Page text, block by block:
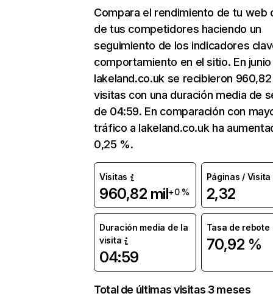
Compara el rendimiento de tu web
de tus competidores haciendo un
seguimiento de los indicadores
comportamiento en el sitio. En junio
lakeland.co.uk se recibieron
visitas con una duración media de
de 04:59. En comparación con
tráfico a lakeland.co.uk ha
0,25 %.
Visitas
960,82 mil+0 %
Páginas / Visita
2,32
Duración media de la
visita
04:59
Tasa de rebote
70,92 %
Total de últimas visitas 3 meses